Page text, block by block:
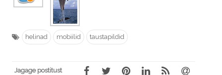
helinad mobiilid taustapildid
Jagage postitust